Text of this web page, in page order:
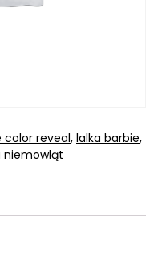
color reveal, lalka barbie,
niemowląt